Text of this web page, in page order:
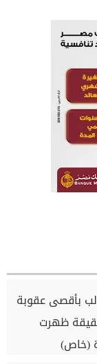
بأقصى عقوبة
ظهرت
(خاص)